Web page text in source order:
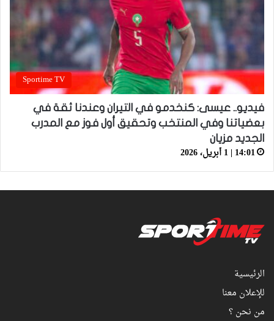
Sportime TV
فيديو.. عيسى: كنخدمو في التيران وعندنا ثقة في
بعضياتنا وفي المنتخب وتحقيق أول فوز مع المدرب
الجديد مزيان
14:01 | 1 أبريل، 2026
الرئيسية
للإعلان معنا
من نحن ؟